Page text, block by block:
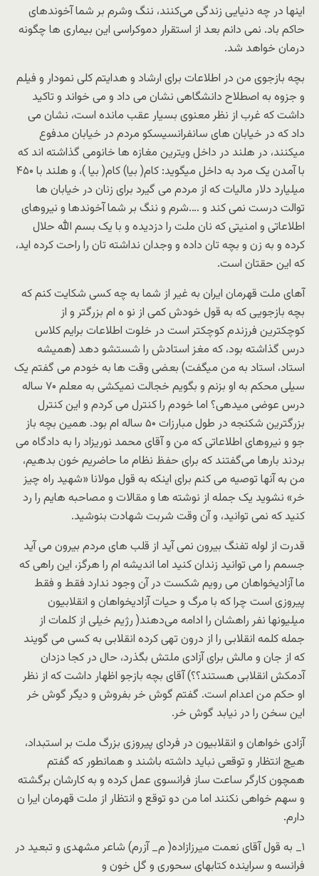
اینها در چه دنیایی زندگی می‌کنند، ننگ وشرم بر شما آخوندهای
حاکم باد. نمی دانم بعد از استقرار دموکراسی این بیماری ها چگونه
درمان خواهد شد.
بچه بازجوی من در اطلاعات برای ارشاد و هدایتم کلی نمودار و فیلم
و جزوه به اصطلاح دانشگاهی نشان می داد و می خواند و تاکید
داشت که غرب از نظر معنوی بسیار عقب مانده است، نشان می
داد که در خیابان های سانفرانسیسکو مردم در خیابان مدفوع
میکنند، در هلند در داخل ویترین مغازه ها خانومی گذاشته اند که
با آمدن یک مرد به داخل میگوید: کام( بیا) کام( بیا )، و هلند با ۴۵۰
میلیارد دلار مالیات که از مردم می گیرد برای زنان در خیابان ها
توالت درست نمی کند و ….شرم و ننگ بر شما آخوندها و نیروهای
اطلاعاتی و امنیتی که نان ملت را دزدیده و با یک بسم الله حلال
کرده و به زن و بچه تان داده و وجدان نداشته تان را راحت کرده اید،
که این حقتان است.
آهای ملت قهرمان ایران به غیر از شما به چه کسی شکایت کنم که
بچه بازجویی که به قول خودش کمی از نو ه ام بزرگتر و از
کوچکترین فرزندم کوچکتر است در خلوت اطلاعات برایم کلاس
درس گذاشته بود، که مغز استادش را شستشو دهد (همیشه
استاد، استاد به من میگفت) بعضی وقت ها به خودم می گفتم یک
سیلی محکم به او بزنم و بگویم خجالت نمیکشی به معلم ۷۰ ساله
درس عوضی میدهی؟ اما خودم را کنترل می کردم و این کنترل
بزرگترین شکنجه در طول مبارزات ۵۰ ساله ام بود. همین بچه باز
جو و نیروهای اطلاعاتی که من و آقای محمد نوریزاد را به دادگاه می
بردند بارها می‌گفتند که برای حفظ نظام ما حاضریم خون بدهیم،
من به آنها توصیه می کنم برای اینکه به قول مولانا «شهید راه چیز
خر» نشوید یک جمله از نوشته ها و مقالات و مصاحبه هایم را رد
کنید که نمی توانید، و آن وقت شربت شهادت بنوشید.
قدرت از لوله تفنگ بیرون نمی آید از قلب های مردم بیرون می آید
جسمم را می توانید زندان کنید اما اندیشه ام را هرگز، این راهی که
ما آزادیخواهان می رویم شکست در آن وجود ندارد فقط و فقط
پیروزی است چرا که با مرگ و حیات آزادیخواهان و انقلابیون
میلیونها نفر راهشان را ادامه می‌دهند( رژیم خیلی از کلمات از
جمله کلمه انقلابی را از درون تهی کرده انقلابی به کسی می گویند
که از جان و مالش برای آزادی ملتش بگذرد، حال در کجا دزدان
آدمکش انقلابی هستند؟؟) آقای بچه بازجو اظهار داشت که از نظر
او حکم من اعدام است. گفتم گوش خر بفروش و دیگر گوش خر
این سخن را در نیابد گوش خر.
آزادی خواهان و انقلابیون در فردای پیروزی بزرگ ملت بر استبداد،
هیچ انتظار و توقعی نباید داشته باشند و همانطور که گفتم
همچون کارگر ساعت ساز فرانسوی عمل کرده و به کارشان برگشته
و سهم خواهی نکنند اما من دو توقع و انتظار از ملت قهرمان ایرا ن
دارم.
۱_ به قول آقای نعمت میرزازاده( م_ آزرم) شاعر مشهدی و تبعید در
فرانسه و سراینده کتابهای سحوری و گل خون و